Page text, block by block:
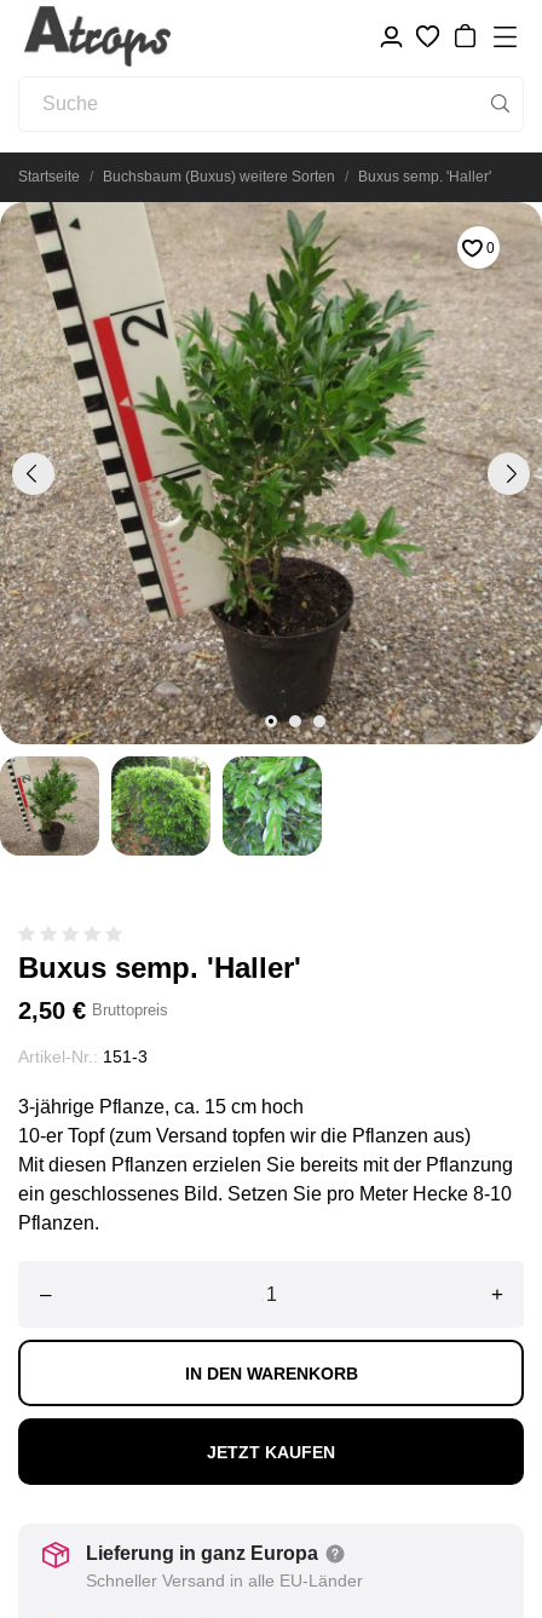
Startseite Buchsbaum (Buxus) weitere Sorten Buxus semp. 'Haller'
0
Buxus semp. 'Haller'
2,50 € Bruttopreis
Artikel-Nr.: 151-3
3-jährige Pflanze, ca. 15 cm hoch
10-er Topf (zum Versand topfen wir die Pflanzen aus)
Mit diesen Pflanzen erzielen Sie bereits mit der Pflanzung
ein geschlossenes Bild. Setzen Sie pro Meter Hecke 8-10
Pflanzen.
– +
IN DEN WARENKORB
JETZT KAUFEN
Lieferung in ganz Europa
Schneller Versand in alle EU-Länder